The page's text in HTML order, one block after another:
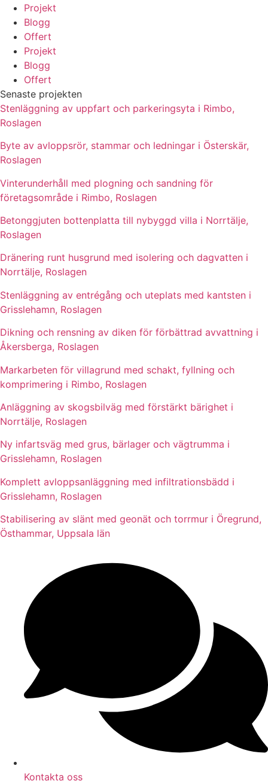
Projekt
Blogg
Offert
Projekt
Blogg
Offert
Senaste projekten
Stenläggning av uppfart och parkeringsyta i Rimbo,
Roslagen
Byte av avloppsrör, stammar och ledningar i Österskär,
Roslagen
Vinterunderhåll med plogning och sandning för
företagsområde i Rimbo, Roslagen
Betonggjuten bottenplatta till nybyggd villa i Norrtälje,
Roslagen
Dränering runt husgrund med isolering och dagvatten i
Norrtälje, Roslagen
Stenläggning av entrégång och uteplats med kantsten i
Grisslehamn, Roslagen
Dikning och rensning av diken för förbättrad avvattning i
Åkersberga, Roslagen
Markarbeten för villagrund med schakt, fyllning och
komprimering i Rimbo, Roslagen
Anläggning av skogsbilväg med förstärkt bärighet i
Norrtälje, Roslagen
Ny infartsväg med grus, bärlager och vägtrumma i
Grisslehamn, Roslagen
Komplett avloppsanläggning med infiltrationsbädd i
Grisslehamn, Roslagen
Stabilisering av slänt med geonät och torrmur i Öregrund,
Östhammar, Uppsala län
Kontakta oss